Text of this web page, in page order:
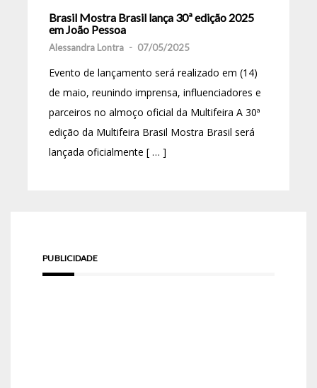
Brasil Mostra Brasil lança 30ª edição 2025
em João Pessoa
Alessandra Lontra - 07/05/2025
Evento de lançamento será realizado em (14)
de maio, reunindo imprensa, influenciadores e
parceiros no almoço oficial da Multifeira A 30ª
edição da Multifeira Brasil Mostra Brasil será
lançada oficialmente [ … ]
PUBLICIDADE